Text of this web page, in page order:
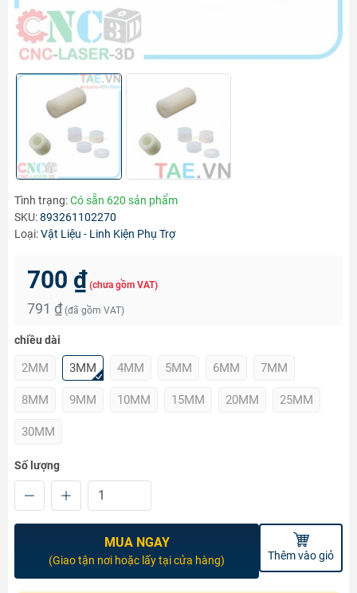
Tình trạng:Có sẵn 620 sản phẩm
SKU:893261102270
Loại:Vật Liệu - Linh Kiện Phụ Trợ
700 ₫ (chưa gồm VAT)
791 ₫ (đã gồm VAT)
chiều dài
2MM 3MM 4MM 5MM 6MM 7MM
8MM 9MM 10MM 15MM 20MM 25MM
30MM
Số lượng
MUA NGAY
(Giao tận nơi hoặc lấy tại cửa hàng) Thêm vào giỏ